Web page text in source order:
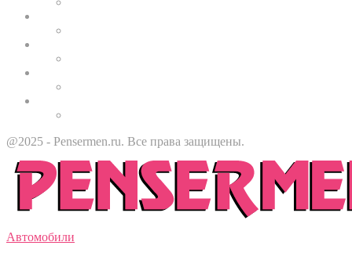
@2025 - Pensermen.ru. Все права защищены.
Автомобили